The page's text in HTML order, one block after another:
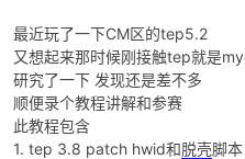
爱
最近玩了一下CM区的tep5.2
又想起来那时候刚接触tep就是
研究了一下 发现还是差不多
顺便录个教程讲解和参赛
此教程包含
1. tep 3.8 patch hwid和脱壳脚本